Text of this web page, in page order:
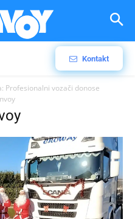
Kontakt
Profesionalni vozači donose